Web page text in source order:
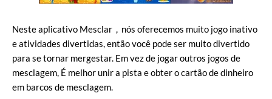
Neste aplicativo Mesclar，nós oferecemos muito jogo inativo
e atividades divertidas, então você pode ser muito divertido
para se tornar mergestar. Em vez de jogar outros jogos de
mesclagem, É melhor unir a pista e obter o cartão de dinheiro
em barcos de mesclagem.